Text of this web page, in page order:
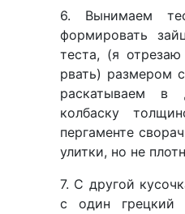
6. Вынимаем
формировать
теста, (я
рвать) размером
раскатываем в
колбаску
пергаменте
улитки, но не
7. С другой
с один грецкий